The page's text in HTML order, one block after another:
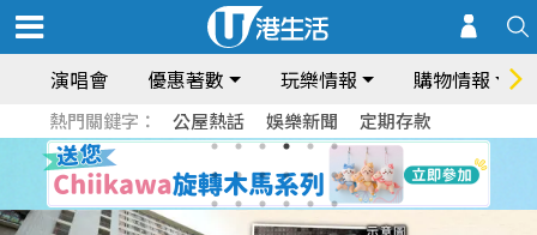
演唱會 優惠著數 玩樂情報 購物情報
熱門關鍵字： 公屋熱話 娛樂新聞 定期存款